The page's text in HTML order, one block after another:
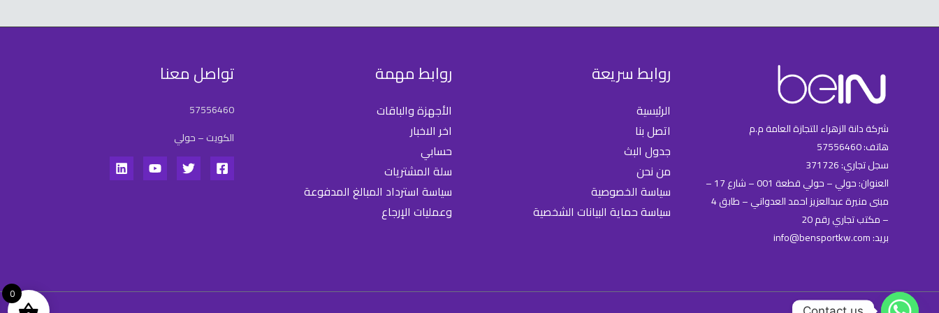
شركة دانة الزهراء للتجازة العامة م.م
هاتف: 57556460
سجل تجاري: 371726
العنوان: حولي – حولي قطعة 001 – شارع 17 –
مبنى منيرة عبدالعزيز احمد العدواني – طابق 4
– مكتب تجاري رقم 20
بريد: info@bensportkw.com
روابط سريعة
الرئيسية
اتصل بنا
جدول البث
من نحن
سياسة الخصوصية
سياسة حماية البيانات الشخصية
روابط مهمة
الأجهزة والباقات
اخر الاخبار
حسابي
سلة المشتريات
سياسة استرداد المبالغ المدفوعة
وعمليات الإرجاع
تواصل معنا
57556460
الكويت – حولي
0